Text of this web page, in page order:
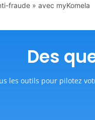
fraude » avec myKomela
Des
les outils pour pilotez